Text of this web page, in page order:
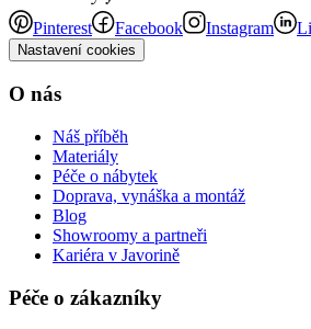
Pinterest Facebook Instagram
Nastavení cookies
O nás
Náš příběh
Materiály
Péče o nábytek
Doprava, vynáška a montáž
Blog
Showroomy a partneři
Kariéra v Javorině
Péče o zákazníky